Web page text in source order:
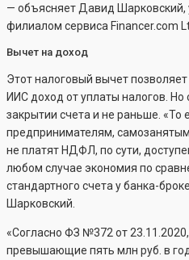
— объясняет Давид
филиалом сервиса Financer.com
Вычет на доход
Этот налоговый вычет
ИИС доход от уплаты налогов.
закрытии счета и не раньше. «То
предпринимателям,
не платят НДФЛ, по сути,
любом случае экономия по
стандартного счета у банка-
Шарковский.
«Согласно ФЗ №372 от
превышающие пять млн руб. в год